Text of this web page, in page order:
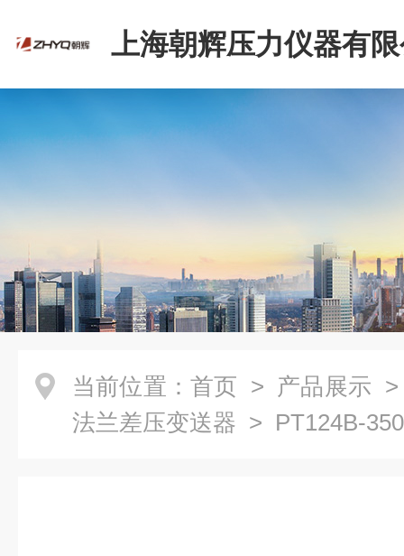
上海朝辉压力仪器有
当前位置： 首页 > 产品展示
法兰差压变送器 > PT124B-